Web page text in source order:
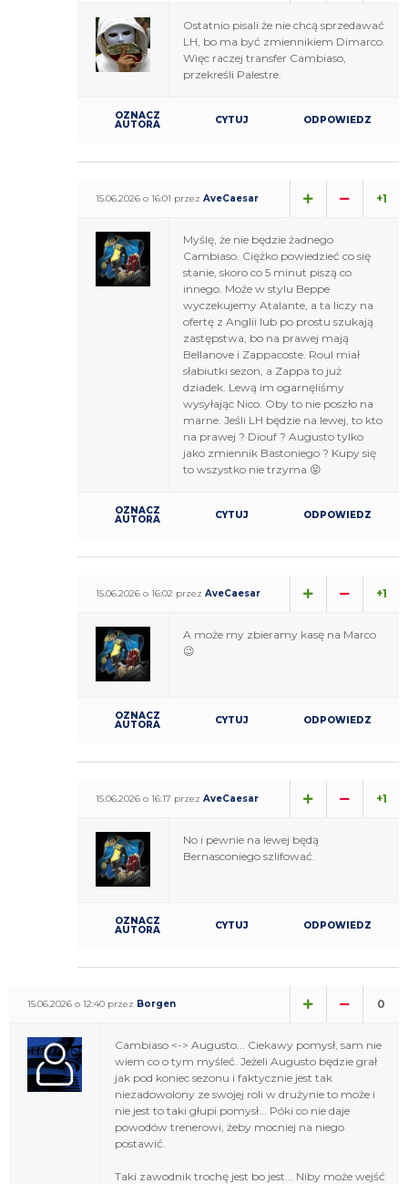
Ostatnio pisali że nie chcą sprzedawać
LH, bo ma być zmiennikiem Dimarco.
Więc raczej transfer Cambiaso,
przekreśli Palestre.
OZNACZ
AUTORA CYTUJ ODPOWIEDZ
15.06.2026 o 16:01 przez AveCaesar +1
Myślę, że nie będzie żadnego
Cambiaso. Ciężko powiedzieć co się
stanie, skoro co 5 minut piszą co
innego. Może w stylu Beppe
wyczekujemy Atalante, a ta liczy na
ofertę z Anglii lub po prostu szukają
zastępstwa, bo na prawej mają
Bellanove i Zappacoste. Roul miał
słabiutki sezon, a Zappa to już
dziadek. Lewą im ogarnęliśmy
wysyłając Nico. Oby to nie poszło na
marne. Jeśli LH będzie na lewej, to kto
na prawej ? Diouf ? Augusto tylko
jako zmiennik Bastoniego ? Kupy się
to wszystko nie trzyma 😝
OZNACZ
AUTORA CYTUJ ODPOWIEDZ
15.06.2026 o 16:02 przez AveCaesar +1
A może my zbieramy kasę na Marco
😉
OZNACZ
AUTORA CYTUJ ODPOWIEDZ
15.06.2026 o 16:17 przez AveCaesar +1
No i pewnie na lewej będą
Bernasconiego szlifować.
OZNACZ
AUTORA CYTUJ ODPOWIEDZ
15.06.2026 o 12:40 przez Borgen 0
Cambiaso <-> Augusto... Ciekawy pomysł, sam nie
wiem co o tym myśleć. Jeżeli Augusto będzie grał
jak pod koniec sezonu i faktycznie jest tak
niezadowolony ze swojej roli w drużynie to może i
nie jest to taki głupi pomysł... Póki co nie daje
powodów trenerowi, żeby mocniej na niego
postawić.
Taki zawodnik trochę jest bo jest... Niby może wejść